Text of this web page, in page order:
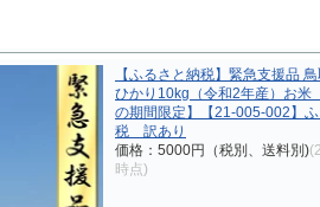
【ふるさと納税】緊急支援品
ひかり10kg（令和2年産）お米
の期間限定】【21-005-002】
税 訳あり
価格：5000円（税別、送料別)
時点)